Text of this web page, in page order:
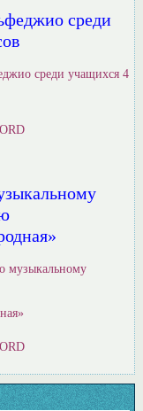
среди
среди учащихся 4
музыкальному